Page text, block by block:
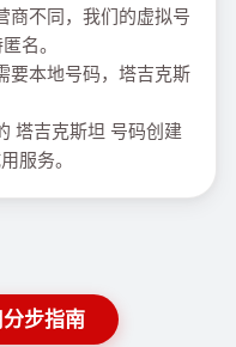
商不同，我们的虚拟号
名。
要本地号码，塔吉克斯
塔吉克斯坦 号码创建
服务。
步指南